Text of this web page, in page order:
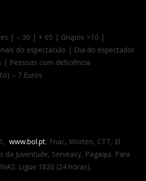
| – 30 | + 65 | Grupos >10 |
do espectáculo | Dia do espectador
| Pessoas com deficiência
– 7 Euros
www.bol.pt, Fnac, Worten, CTT, El
da Juventude, Serveasy, Pagaqui. Para
Ligue 1820 (24 horas).